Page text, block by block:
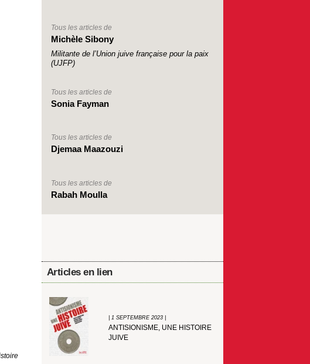
Tous les articles de
Michèle Sibony
Militante de l’Union juive française pour la paix
(UJFP)
Tous les articles de
Sonia Fayman
Tous les articles de
Djemaa Maazouzi
Tous les articles de
Rabah Moulla
Articles en lien
| 1 SEPTEMBRE 2023 |
ANTISIONISME, UNE HISTOIRE
JUIVE